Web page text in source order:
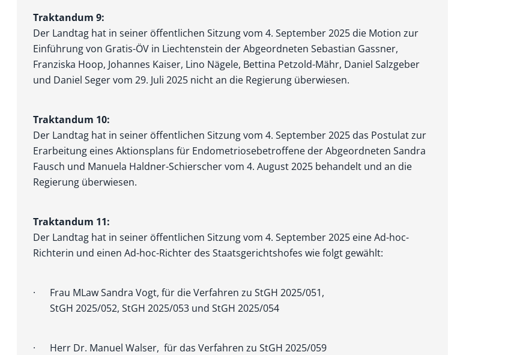
Traktandum 9:
Der Landtag hat in seiner öffentlichen Sitzung vom 4. September 2025 die Motion zur
Einführung von Gratis-ÖV in Liechtenstein der Abgeordneten Sebastian Gassner,
Franziska Hoop, Johannes Kaiser, Lino Nägele, Bettina Petzold-Mähr, Daniel Salzgeber
und Daniel Seger vom 29. Juli 2025 nicht an die Regierung überwiesen.
Traktandum 10:
Der Landtag hat in seiner öffentlichen Sitzung vom 4. September 2025 das Postulat zur
Erarbeitung eines Aktionsplans für Endometriosebetroffene der Abgeordneten Sandra
Fausch und Manuela Haldner-Schierscher vom 4. August 2025 behandelt und an die
Regierung überwiesen.
Traktandum 11:
Der Landtag hat in seiner öffentlichen Sitzung vom 4. September 2025 eine Ad-hoc-
Richterin und einen Ad-hoc-Richter des Staatsgerichtshofes wie folgt gewählt:
· Frau MLaw Sandra Vogt, für die Verfahren zu StGH 2025/051,
StGH 2025/052, StGH 2025/053 und StGH 2025/054
· Herr Dr. Manuel Walser, für das Verfahren zu StGH 2025/059